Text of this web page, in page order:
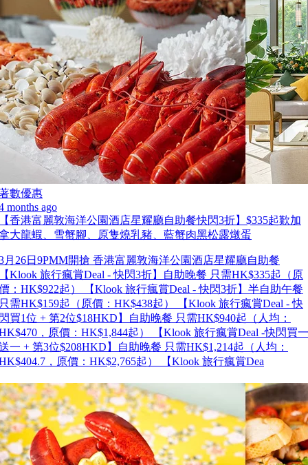
數優惠
months ago
香港富麗敦海洋公園酒店星耀廳自助餐快閃3折】$335起歎加
大龍蝦、雪蟹腳、原隻燒乳豬、藍蟹肉黑松露燉蛋
月26日9PMM開搶 香港富麗敦海洋公園酒店星耀廳自助餐
Klook 旅行瘋賞Deal - 快閃3折】自助晚餐 只需HK$335起（原
：HK$922起） 【Klook 旅行瘋賞Deal - 快閃3折】半自助午餐
需HK$159起（原價：HK$438起） 【Klook 旅行瘋賞Deal - 快
買1位 + 第2位$18HKD】自助晚餐 只需HK$940起（人均：
，原價：HK$1,844起） 【Klook 旅行瘋賞Deal -快閃買一
一 + 第3位$208HKD】自助晚餐 只需HK$1,214起（人均：
，原價：HK$2,765起） 【Klook 旅行瘋賞Dea